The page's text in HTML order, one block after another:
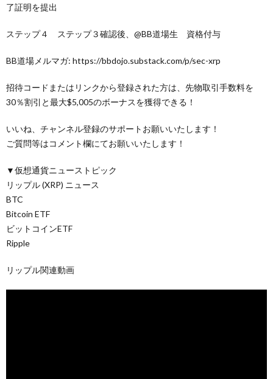
了証明を提出
ステップ４ ステップ３確認後、@BB道場生 資格付与
BB道場メルマガ: https://bbdojo.substack.com/p/sec-xrp
招待コードまたはリンクから登録された方は、先物取引手数料を
30％割引と最大$5,005のボーナスを獲得できる！
いいね、チャンネル登録のサポートお願いいたします！
ご質問等はコメント欄にてお願いいたします！
▼仮想通貨ニューストピック
リップル (XRP) ニュース
BTC
Bitcoin ETF
ビットコインETF
Ripple
リップル関連動画